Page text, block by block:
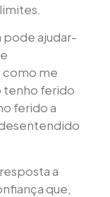
pode ajudar-
me
tenho ferido
ferido a
a
que,